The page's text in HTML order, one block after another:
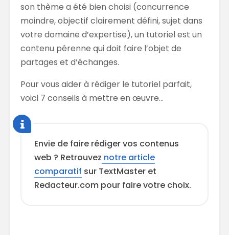
son thème a été bien choisi (concurrence
moindre, objectif clairement défini, sujet dans
votre domaine d’expertise), un tutoriel est un
contenu pérenne qui doit faire l’objet de
partages et d’échanges.
Pour vous aider à rédiger le tutoriel parfait,
voici 7 conseils à mettre en œuvre…
Envie de faire rédiger vos contenus
web ? Retrouvez notre article
comparatif sur TextMaster et
Redacteur.com pour faire votre choix.